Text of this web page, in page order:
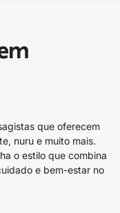
que oferecem
nuru e muito mais.
o estilo que combina
e bem-estar no